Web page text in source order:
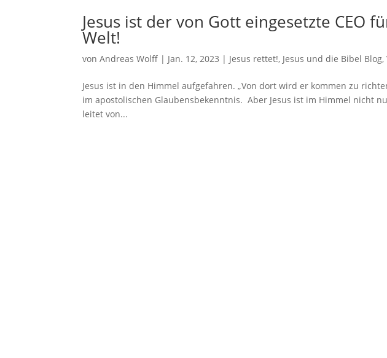
Jesus ist der von Gott eingesetzte CEO
Welt!
vonAndreas Wolff | Jan. 12, 2023 | Jesus rettet!, Jesus und die Bibel Blog,
Jesus ist in den Himmel aufgefahren. „Von dort wird er kommen zu
im apostolischen Glaubensbekenntnis. Aber Jesus ist im Himmel nicht
leitet von...